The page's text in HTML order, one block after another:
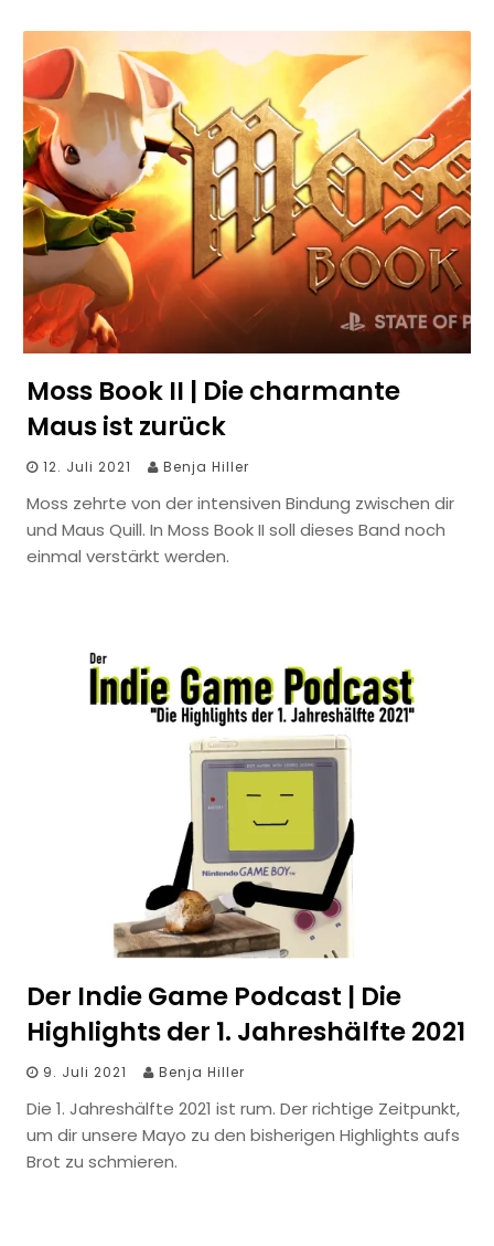
Moss Book II | Die charmante
Maus ist zurück
12. Juli 2021 Benja Hiller
Moss zehrte von der intensiven Bindung zwischen dir
und Maus Quill. In Moss Book II soll dieses Band noch
einmal verstärkt werden.
Der Indie Game Podcast | Die
Highlights der 1. Jahreshälfte 2021
9. Juli 2021 Benja Hiller
Die 1. Jahreshälfte 2021 ist rum. Der richtige Zeitpunkt,
um dir unsere Mayo zu den bisherigen Highlights aufs
Brot zu schmieren.